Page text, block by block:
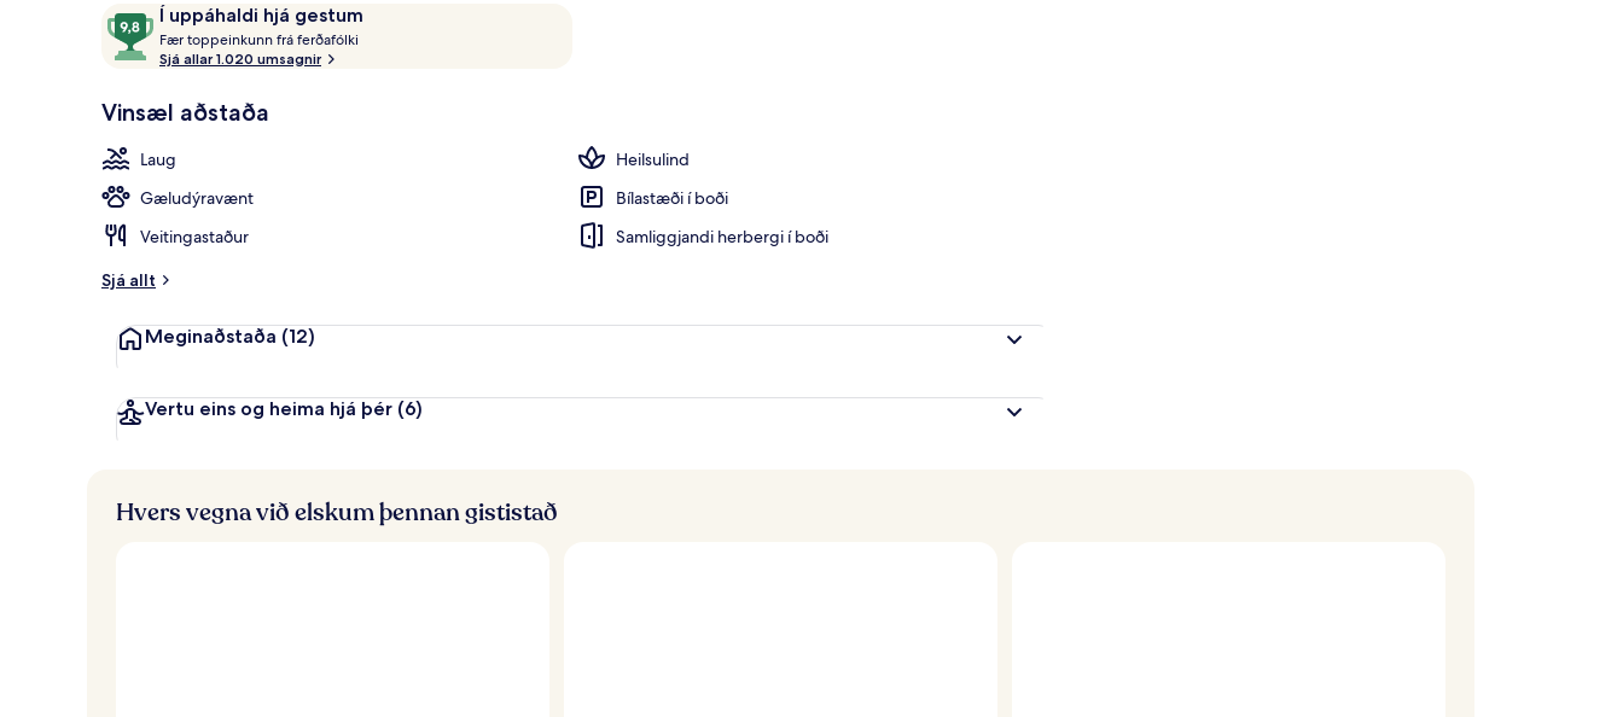
UmsagnirÍ uppáhaldi hjá gestum
9,8
af
10,
uppáhaldi
gestum
Fær toppeinkunn frá ferðafólki
n
r
r
Sjá allar 1.020 umsagnir
Vinsæl aðstaða
Laug
Heilsulind
Gæludýravænt
Bílastæði í boði
Veitingastaður
Samliggjandi herbergi í boði
Sjá allt
Meginaðstaða (12)
Vertu eins og heima hjá þér (6)
Hvers vegna við elskum þennan gististað